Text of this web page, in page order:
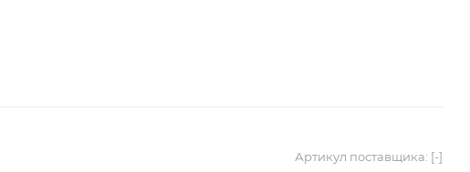
Артикул поставщика: [-]